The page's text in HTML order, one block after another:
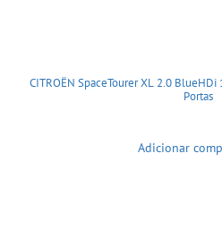
CITROËN SpaceTourer XL 2.0 BlueHDi
Portas
Adicionar